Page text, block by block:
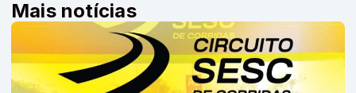
Mais notícias